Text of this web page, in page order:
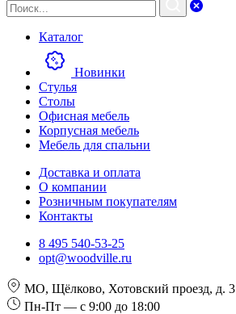
Каталог
Новинки
Стулья
Столы
Офисная мебель
Корпусная мебель
Мебель для спальни
Доставка и оплата
О компании
Розничным покупателям
Контакты
8 495 540-53-25
opt@woodville.ru
МО, Щёлково, Хотовский проезд, д. 3
Пн-Пт — с 9:00 до 18:00